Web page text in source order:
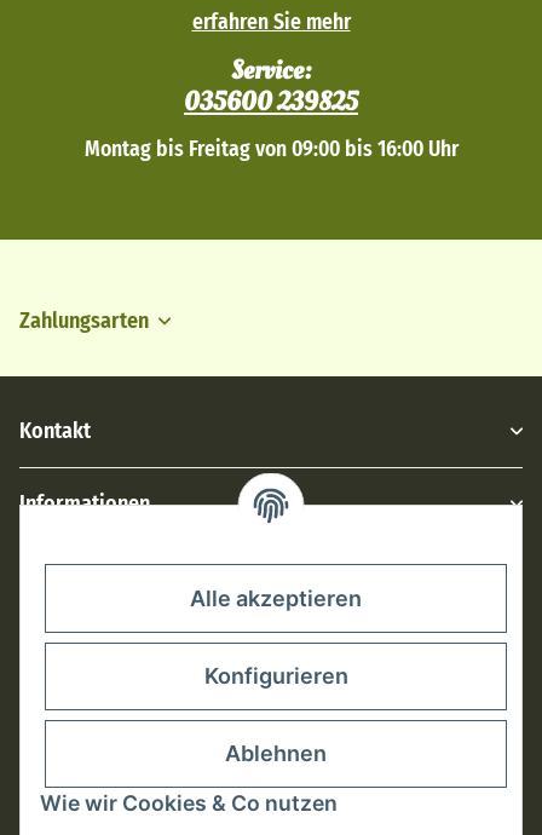
Alle akzeptieren
Konfigurieren
Ablehnen
Wie wir Cookies & Co nutzen
erfahren Sie mehr
Service:
035600 239825
Montag bis Freitag von 09:00 bis 16:00 Uhr
Zahlungsarten
Kontakt
Informationen